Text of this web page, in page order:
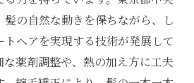
の自然な動きを保ちながら、し
トヘアを実現する技術が発展して
薬剤調整や、熱の加え方に工夫